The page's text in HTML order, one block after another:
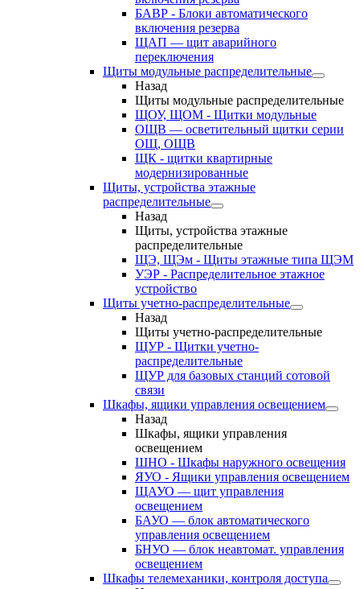
БАВР - Блоки автоматического
включения резерва
ЩАП — щит аварийного
переключения
Щиты модульные распределительные
Назад
Щиты модульные распределительные
ЩОУ, ЩОМ - Щитки модульные
ОЩВ — осветительный щитки серии
ОЩ, ОЩВ
ЩК - щитки квартирные
модернизированные
Щиты, устройства этажные
распределительные
Назад
Щиты, устройства этажные
распределительные
ЩЭ, ЩЭм - Щиты этажные типа ЩЭМ
УЭР - Распределительное этажное
устройство
Щиты учетно-распределительные
Назад
Щиты учетно-распределительные
ЩУР - Щитки учетно-
распределительные
ЩУР для базовых станций сотовой
связи
Шкафы, ящики управления освещением
Назад
Шкафы, ящики управления
освещением
ШНО - Шкафы наружного освещения
ЯУО - Ящики управления освещением
ЩАУО — щит управления
освещением
БАУО — блок автоматического
управления освещением
БНУО — блок неавтомат. управления
освещением
Шкафы телемеханики, контроля доступа